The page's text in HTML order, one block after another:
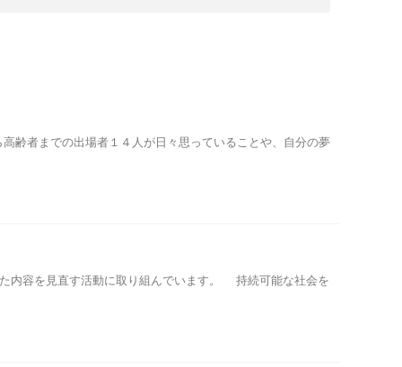
齢者までの出場者１４人が日々思っていることや、自分の夢
内容を見直す活動に取り組んでいます。 持続可能な社会を